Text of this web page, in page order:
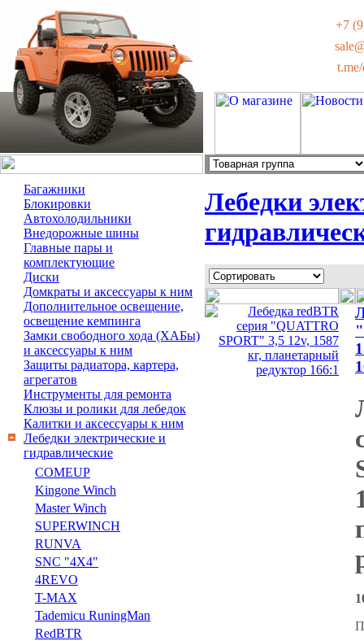
+7
Багажники
Блокировки
Автохолодильники
Внедорожные шины
Главные пары и
комплектующие
Диски
Домкраты и аксессуары к ним
Дополнительное освещение,
освещение кемпинга
Замки свободного хода (ХАБы)
и аксессуары к ним
Защиты радиатора, картера,
агрегатов
Инструменты для ремонта
Клюзы и ролики для лебедок
Калитки и аксессуары к ним
Лебедки электрические и
гидравлические
COMEUP
Kingone Winch
Master Winch
SUPERWINCH
RUNVA
SNC "4Х4"
4REVO
T-MAX
Tademicu RuningMan
RedBTR
Лебедки